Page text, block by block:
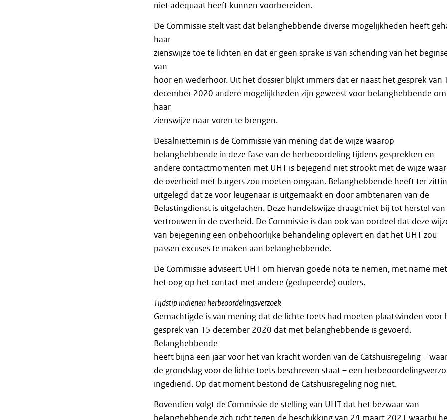
niet adequaat heeft kunnen voorbereiden.
De Commissie stelt vast dat belanghebbende diverse mogelijkheden heeft
haar
zienswijze toe te lichten en dat er geen sprake is van schending van het
van
hoor en wederhoor. Uit het dossier blijkt immers dat er naast het gesprek van
december 2020 andere mogelijkheden zijn geweest voor belanghebbende om
haar
zienswijze naar voren te brengen.
Desalniettemin is de Commissie van mening dat de wijze waarop
belanghebbende in deze fase van de herbeoordeling tijdens gesprekken en
andere contactmomenten met UHT is bejegend niet strookt met de wijze
de overheid met burgers zou moeten omgaan. Belanghebbende heeft ter
uitgelegd dat ze voor leugenaar is uitgemaakt en door ambtenaren van de
Belastingdienst is uitgelachen. Deze handelswijze draagt niet bij tot herstel van
vertrouwen in de overheid. De Commissie is dan ook van oordeel dat deze
van bejegening een onbehoorlijke behandeling oplevert en dat het UHT zou
passen excuses te maken aan belanghebbende.
De Commissie adviseert UHT om hiervan goede nota te nemen, met name met
het oog op het contact met andere (gedupeerde) ouders.
Tijdstip indienen herbeoordelingsverzoek
Gemachtigde is van mening dat de lichte toets had moeten plaatsvinden voor
gesprek van 15 december 2020 dat met belanghebbende is gevoerd.
Belanghebbende
heeft bijna een jaar voor het van kracht worden van de Catshuisregeling –
de grondslag voor de lichte toets beschreven staat – een
ingediend. Op dat moment bestond de Catshuisregeling nog niet.
Bovendien volgt de Commissie de stelling van UHT dat het bezwaar van
belanghebbende zich richt tegen de beschikking van 24 maart 2021 waarbij